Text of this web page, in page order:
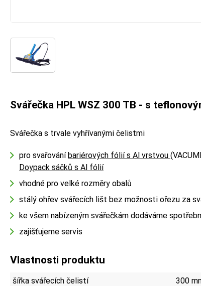
Svářečka HPL WSZ 300 TB - s
Svářečka s trvale vyhřívanými čelistmi
pro svařováníbariérových fólií s Al vrstvou
Doypack sáčků s Al fólií
vhodné pro velké rozměry obalů
stálý ohřev svářecích lišt bez možnosti ořezu za
ke všem nabízeným svářečkám dodáváme
zajišťujeme servis
Vlastnosti produktu
šířka svářecích čelistí
300